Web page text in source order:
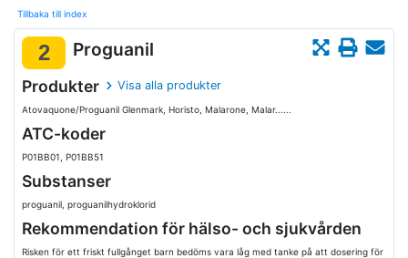
Tillbaka till index
2 Proguanil
Produkter Visa alla produkter
Atovaquone/Proguanil Glenmark, Horisto, Malarone, Malar......
ATC-koder
P01BB01, P01BB51
Substanser
proguanil, proguanilhydroklorid
Rekommendation för hälso- och sjukvården
Risken för ett friskt fullgånget barn bedöms vara låg med tanke på att dosering för